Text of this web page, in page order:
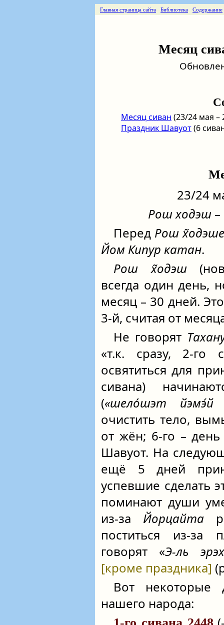
Главная страница сайта Библиотека Содержание
Месяц
Месяц сиван (23/24 мая –
Праздник Шавуот(6
23/24
Рош ходэш–
Перед Рош
Йом Кипур катан.
Рош х̃одэш
всегда один день,
месяц – 30 дней.
3-й, считая от
Не говорят
«т.к. сразу,
освятиться для
сивана)
(«шело́шэт йэмэ́й
очистить тело,
от жён; 6‑го –
Шавуот. На
ещё 5 дней
успевшие сделать
поминают души
из-за Йорцайта
поститься из-за
говорят «Э-ль
[кроме праздника]
Вот некоторые
нашего народа: